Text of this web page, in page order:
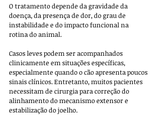
O tratamento depende da gravidade da
doença, da presença de dor, do grau de
instabilidade e do impacto funcional na
rotina do animal.
Casos leves podem ser acompanhados
clinicamente em situações específicas,
especialmente quando o cão apresenta poucos
sinais clínicos. Entretanto, muitos pacientes
necessitam de cirurgia para correção do
alinhamento do mecanismo extensor e
estabilização do joelho.